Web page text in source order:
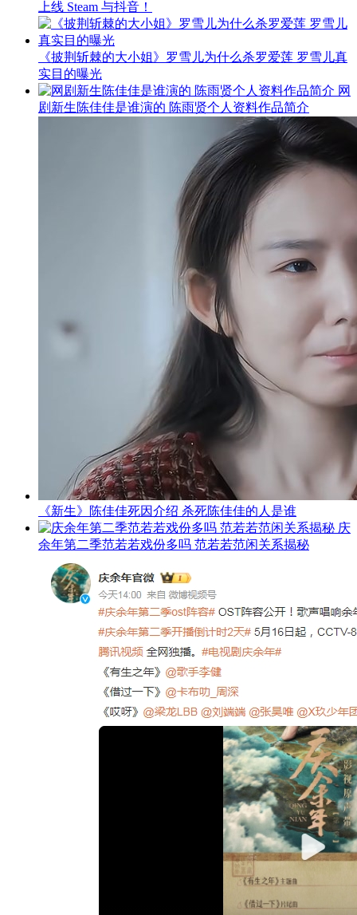
上线 Steam 与抖音！
《披荆斩棘的大小姐》罗雪儿为什么杀罗爱莲 罗雪儿真
实目的曝光
网
剧新生陈佳佳是谁演的 陈雨贤个人资料作品简介
《新生》陈佳佳死因介绍 杀死陈佳佳的人是谁
庆
余年第二季范若若戏份多吗 范若若范闲关系揭秘